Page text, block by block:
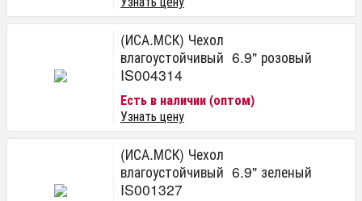
(ИСА.МСК) Чехол
влагоустойчивый 6.9" розовый
IS004314
Есть в наличии (оптом)
Узнать цену
(ИСА.МСК) Чехол
влагоустойчивый 6.9" зеленый
IS001327